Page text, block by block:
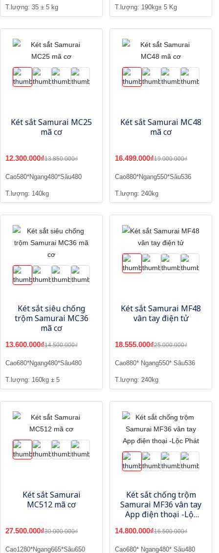
T.lượng: 35 ± 5 kg T.lượng: 190kg± 5 Kg
Két sắt Samurai MC25
mã cơ
12.300.000₫13.850.000₫
Cao580*Ngang480*Sâu480
T.lượng: 140kg
Két sắt Samurai MC48
mã cơ
16.499.000₫19.000.000₫
Cao880*Ngang550*Sâu536
T.lượng: 240kg
Két sắt siêu chống
trộm Samurai MC36
mã cơ
13.600.000₫14.500.000₫
Cao680*Ngang480*Sâu480
T.lượng: 160kg ± 5
Két sắt Samurai MF48
vân tay điện tử
18.555.000₫25.000.000₫
Cao880* Ngang550* Sâu536
T.lượng: 240kg
Két sắt Samurai
MC512 mã cơ
27.500.000₫30.000.000₫
Cao1280*Ngang665*Sâu650
Két sắt chống trộm
Samurai MF36 vân tay
App điện thoại -Lộc
14.800.000₫16.500.000₫
Cao680* Ngang480* Sâu480